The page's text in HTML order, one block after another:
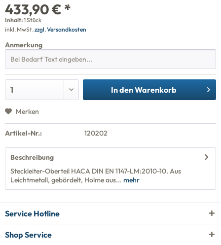
433,90 € *
Inhalt:1 Stück
inkl. MwSt.zzgl. Versandkosten
Anmerkung
In denWarenkorb
Merken
Artikel-Nr.: 120202
Beschreibung
Steckleiter-Oberteil HACA DIN EN 1147-LM:2010-10. Aus
Leichtmetall, gebördelt, Holme aus... mehr
Service Hotline
Shop Service